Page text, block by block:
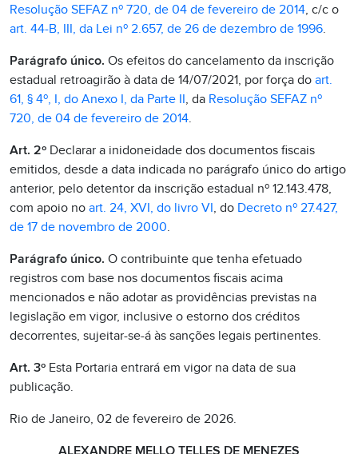
Resolução SEFAZ nº 720, de 04 de fevereiro de 2014, c/c o
art. 44-B, III, da Lei nº 2.657, de 26 de dezembro de 1996.
Parágrafo único. Os efeitos do cancelamento da inscrição
estadual retroagirão à data de 14/07/2021, por força do art.
61, § 4º, I, do Anexo I, da Parte II, da Resolução SEFAZ nº
720, de 04 de fevereiro de 2014.
Art. 2º Declarar a inidoneidade dos documentos fiscais
emitidos, desde a data indicada no parágrafo único do artigo
anterior, pelo detentor da inscrição estadual nº 12.143.478,
com apoio no art. 24, XVI, do livro VI, do Decreto nº 27.427,
de 17 de novembro de 2000.
Parágrafo único. O contribuinte que tenha efetuado
registros com base nos documentos fiscais acima
mencionados e não adotar as providências previstas na
legislação em vigor, inclusive o estorno dos créditos
decorrentes, sujeitar-se-á às sanções legais pertinentes.
Art. 3º Esta Portaria entrará em vigor na data de sua
publicação.
Rio de Janeiro, 02 de fevereiro de 2026.
ALEXANDRE MELLO TELLES DE MENEZES